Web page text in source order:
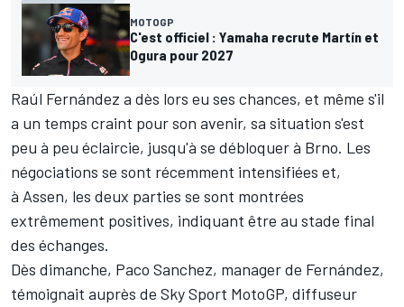
MOTOGP
C'est officiel : Yamaha recrute Martín et
Ogura pour 2027
Raúl Fernández a dès lors eu ses chances, et même s'il
a un temps craint pour son avenir, sa situation s'est
peu à peu éclaircie, jusqu'à se débloquer à Brno. Les
négociations se sont récemment intensifiées et,
à Assen, les deux parties se sont montrées
extrêmement positives, indiquant être au stade final
des échanges.
Dès dimanche, Paco Sanchez, manager de Fernández,
témoignait auprès de Sky Sport MotoGP, diffuseur